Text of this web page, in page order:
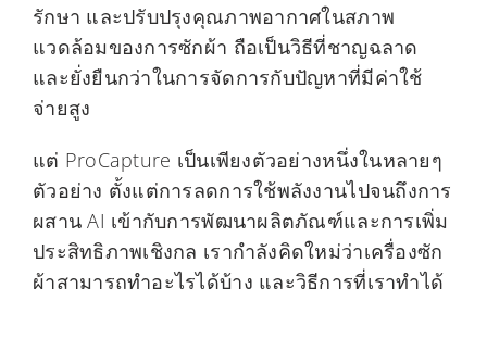
รักษา และปรับปรุงคุณภาพอากาศในสภาพ
แวดล้อมของการซักผ้า ถือเป็นวิธีที่ชาญฉลาด
และยั่งยืนกว่าในการจัดการกับปัญหาที่มีค่าใช้
จ่ายสูง
แต่ ProCapture เป็นเพียงตัวอย่างหนึ่งในหลายๆ
ตัวอย่าง ตั้งแต่การลดการใช้พลังงานไปจนถึงการ
ผสาน AI เข้ากับการพัฒนาผลิตภัณฑ์และการเพิ่ม
ประสิทธิภาพเชิงกล เรากำลังคิดใหม่ว่าเครื่องซัก
ผ้าสามารถทำอะไรได้บ้าง และวิธีการที่เราทำได้